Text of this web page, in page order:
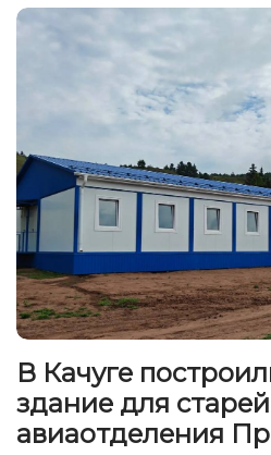
В Качуге
здание для
авиаотделения